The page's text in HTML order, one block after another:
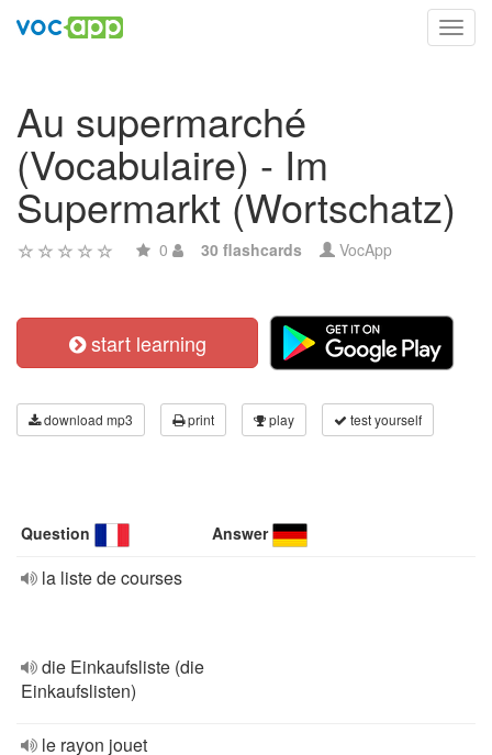
Au supermarché
(Vocabulaire) - Im
Supermarkt (Wortschatz)
0 30 flashcards VocApp
start learning
download mp3 print play test yourself
Question Answer
la liste de courses
die Einkaufsliste (die
Einkaufslisten)
le rayon jouet